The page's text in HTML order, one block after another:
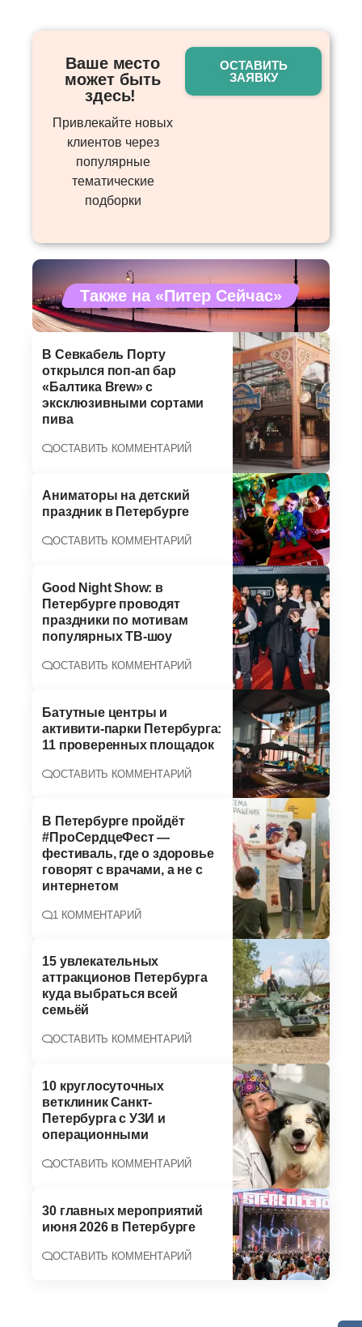
Ваше место
может быть
здесь! ​
Привлекайте новых
клиентов через
популярные
тематические
подборки
ОСТАВИТЬ
ЗАЯВКУ
Также на «Питер Сейчас»
В Севкабель Порту
открылся поп-ап бар
«Балтика Brew» с
эксклюзивными сортами
пива
ОСТАВИТЬ КОММЕНТАРИЙ
Аниматоры на детский
праздник в Петербурге
ОСТАВИТЬ КОММЕНТАРИЙ
Good Night Show: в
Петербурге проводят
праздники по мотивам
популярных ТВ-шоу
ОСТАВИТЬ КОММЕНТАРИЙ
Батутные центры и
активити-парки Петербурга:
11 проверенных площадок
ОСТАВИТЬ КОММЕНТАРИЙ
В Петербурге пройдёт
#ПроСердцеФест —
фестиваль, где о здоровье
говорят с врачами, а не с
интернетом
1 КОММЕНТАРИЙ
15 увлекательных
аттракционов Петербурга
куда выбраться всей
семьёй
ОСТАВИТЬ КОММЕНТАРИЙ
10 круглосуточных
ветклиник Санкт-
Петербурга с УЗИ и
операционными
ОСТАВИТЬ КОММЕНТАРИЙ
30 главных мероприятий
июня 2026 в Петербурге
ОСТАВИТЬ КОММЕНТАРИЙ